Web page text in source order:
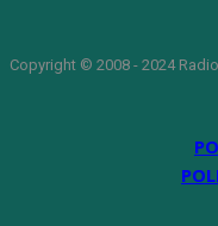
Copyright © 2008 - 2024